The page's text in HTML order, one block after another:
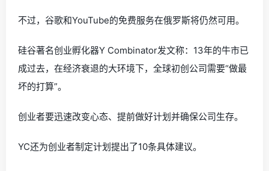
不过，谷歌和YouTube的免费服务在俄罗斯将仍然可用。
硅谷著名创业孵化器Y Combinator发文称：13年的牛市已
成过去，在经济衰退的大环境下，全球初创公司需要“做最
坏的打算”。
创业者要迅速改变心态、提前做好计划并确保公司生存。
YC还为创业者制定计划提出了10条具体建议。